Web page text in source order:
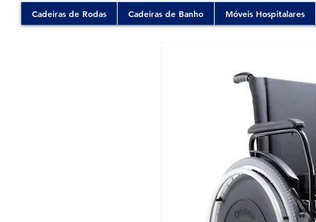
Cadeiras de Rodas Cadeiras de Banho Móveis Hospitalares